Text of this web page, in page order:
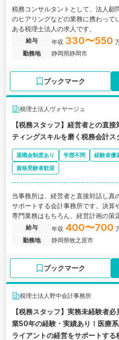
税務コンサルタントとして、法人顧
のヒアリングなどの業務に携わって
ある税理士法人の求人です。
給与 年収 330〜550
勤務地
静岡県静岡市
ブックマーク
税理士法人ヴォヤージュ
【税務スタッフ】経営者との直
ティングスキルを磨く税務会計ス
退職金制度あり 学歴不問 経験者優
資格受験者歓迎
当事務所は、経営者と直接対話し真
サポートする会計事務所です。決算
専門業務はもちろん、経営計画の策
の強化まで、幅広い経営課題の解決
給与 年収 400〜700
勤務地
静岡県牧之原市
ブックマーク
税理士法人野中会計事務所
【税務スタッフ】実務未経験者
業50年の経験・実績あり！医療
ライアントの経営をサポートする